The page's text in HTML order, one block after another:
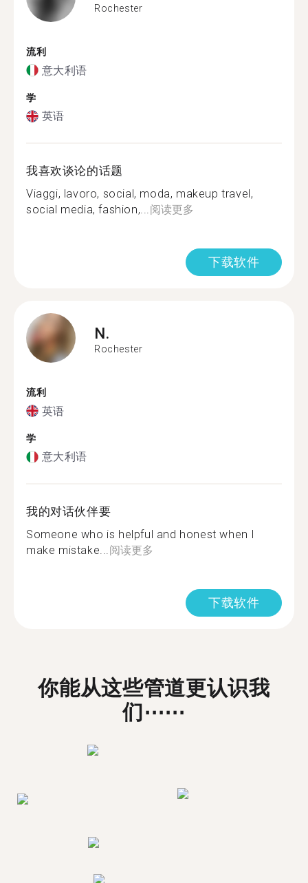
Rochester
流利
意大利语
学
英语
我喜欢谈论的话题
Viaggi, lavoro, social, moda, makeup travel,
social media, fashion,...阅读更多
下载软件
N.
Rochester
流利
英语
学
意大利语
我的对话伙伴要
Someone who is helpful and honest when I
make mistake...阅读更多
下载软件
你能从这些管道更认识我
们⋯⋯